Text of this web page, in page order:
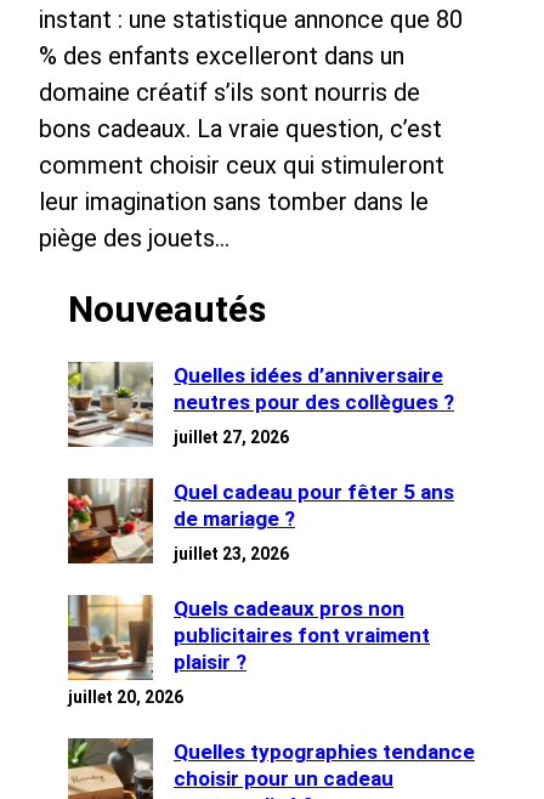
instant : une statistique annonce que 80
% des enfants excelleront dans un
domaine créatif s’ils sont nourris de
bons cadeaux. La vraie question, c’est
comment choisir ceux qui stimuleront
leur imagination sans tomber dans le
piège des jouets…
Nouveautés
Quelles idées d’anniversaire
neutres pour des collègues ?
juillet 27, 2026
Quel cadeau pour fêter 5 ans
de mariage ?
juillet 23, 2026
Quels cadeaux pros non
publicitaires font vraiment
plaisir ?
juillet 20, 2026
Quelles typographies tendance
choisir pour un cadeau